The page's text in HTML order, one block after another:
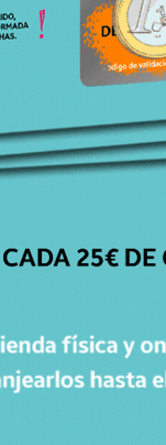
CATÁLOGO
Cachimbas
Cazoletas
Accesorios